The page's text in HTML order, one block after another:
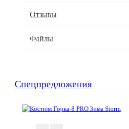
Отзывы
Файлы
Спецпредложения